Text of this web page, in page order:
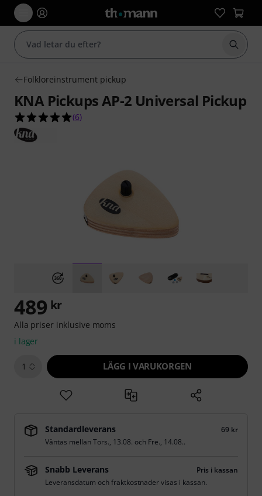
Börja
Folkloreinstrument pickup
KNA Pickups AP-2 Universal Pickup
5.0 av 5 stjärnor från 6 kundbetyg
(6)
489 kr
Alla priser inklusive moms
i lager
1 LÄGG I VARUKORGEN
Standardleverans
69 kr
Väntas mellanTors., 13.08. och Fre., 14.08..
Snabb Leverans
Pris i kassan
Leveransdatum och fraktkostnader visas i kassan.